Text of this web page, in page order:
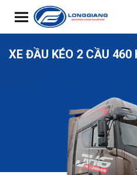
Toggle navigation
XE ĐẦU KÉO 2 CẦU 460